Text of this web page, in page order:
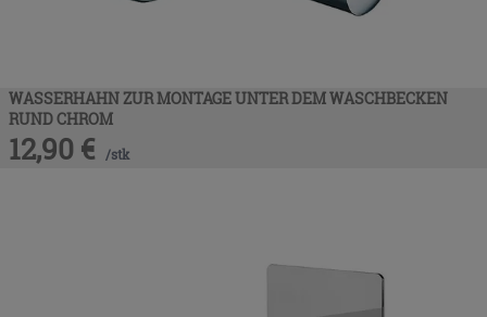
WASSERHAHN ZUR MONTAGE UNTER DEM WASCHBECKEN
RUND CHROM
12,90 € /stk